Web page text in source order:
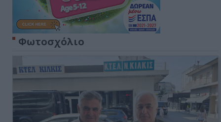
Φωτοσχόλιο